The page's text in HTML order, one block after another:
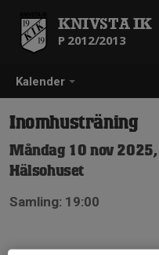
Kalender
KNIVSTA IK
P 2012/2013
Inomhusträning
Måndag 10 nov
Hälsohuset
Samling: 19:00